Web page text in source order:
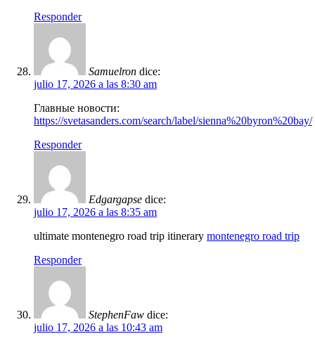
Responder
Samuelron dice:
julio 17, 2026 a las 8:30 am
Главные новости:
https://svetasanders.com/search/label/sienna%20byron%20bay/
Responder
Edgargapse dice:
julio 17, 2026 a las 8:35 am
ultimate montenegro road trip itinerary montenegro road trip
Responder
StephenFaw dice:
julio 17, 2026 a las 10:43 am